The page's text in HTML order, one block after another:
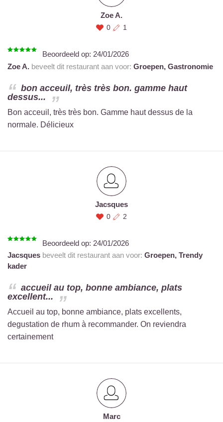
Zoe A.
0 1
Beoordeeld op: 24/01/2026
Zoe A. beveelt dit restaurant aan voor: Groepen, Gastronomie
bon acceuil, très très bon. gamme haut
dessus...
Bon acceuil, très très bon. Gamme haut dessus de la
normale. Délicieux
Jacsques
0 2
Beoordeeld op: 24/01/2026
Jacsques beveelt dit restaurant aan voor: Groepen, Trendy
kader
accueil au top, bonne ambiance, plats
excellent...
Accueil au top, bonne ambiance, plats excellents,
degustation de rhum à recommander. On reviendra
certainement
Marc